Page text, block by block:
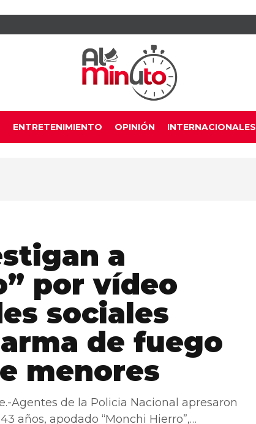
ENTRETENIMIENTO OPINIÓN INTERNACIONALES
a
por vídeo
sociales
de fuego
menores
Agentes de la Policia Nacional apresaron
años, apodado “Monchi Hierro”,…